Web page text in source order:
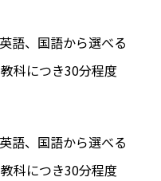
語、国語から選べる
科につき30分程度
語、国語から選べる
科につき30分程度